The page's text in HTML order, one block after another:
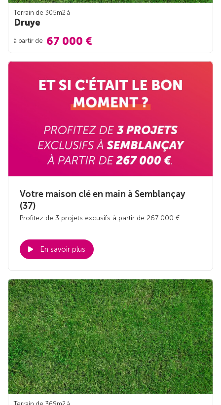
Terrain de 305m2 à
Druye
à partir de 67 000 €
Votre maison clé en main à Semblançay
(37)
Profitez de 3 projets excusifs à partir de 267 000 €
En savoir plus